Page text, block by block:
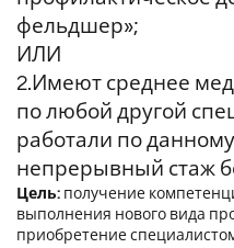
фельдшер»;
ИЛИ
2.Имеют среднее
по любой другой
работали по
непрерывный стаж
Цель: получение
выполнения нового вида
приобретение